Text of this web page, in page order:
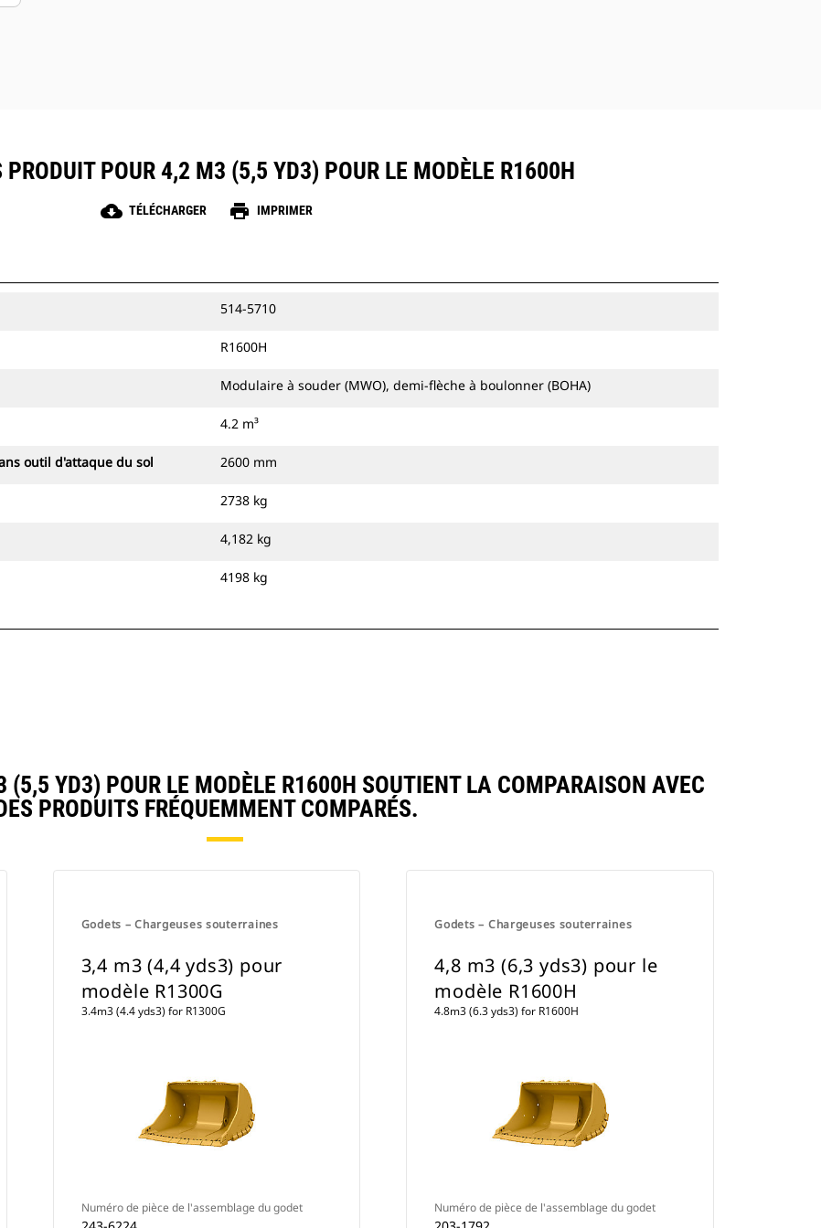
PRODUIT POUR 4,2 M3 (5,5 YD3) POUR LE MODÈLE R1600H
cloud_download TÉLÉCHARGER print IMPRIMER
514-5710
R1600H
Modulaire à souder (MWO), demi-flèche à boulonner (BOHA)
4.2 m³
outil d'attaque du sol 2600 mm
2738 kg
4,182 kg
4198 kg
(5,5 YD3) POUR LE MODÈLE R1600H SOUTIENT LA COMPARAISON AVEC
PRODUITS FRÉQUEMMENT COMPARÉS.
Godets – Chargeuses souterraines
3,4 m3 (4,4 yds3) pour
modèle R1300G
3.4m3 (4.4 yds3) for R1300G
Numéro de pièce de l'assemblage du godet
Godets – Chargeuses souterraines
4,8 m3 (6,3 yds3) pour le
modèle R1600H
4.8m3 (6.3 yds3) for R1600H
Numéro de pièce de l'assemblage du godet